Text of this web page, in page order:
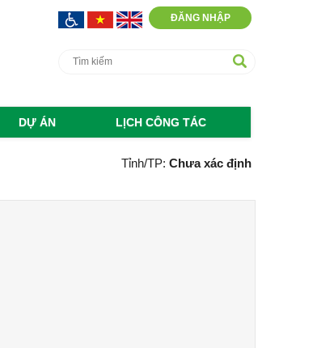
ĐĂNG NHẬP
DỰ ÁN LỊCH CÔNG TÁC
Tỉnh/TP: Chưa xác định